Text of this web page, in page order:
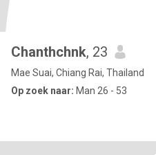
Chanthchnk, 23
Mae Suai, Chiang Rai, Thailand
Op zoek naar: Man 26 - 53